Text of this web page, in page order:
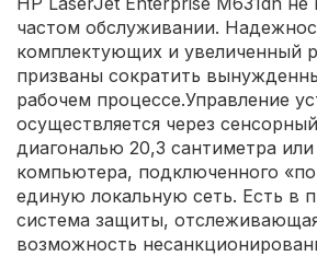
частом обслуживании.
комплектующих и увеличенный
призваны сократить
рабочем процессе.Управление
осуществляется через
диагональю 20,3 сантиметра
компьютера, подключенного
единую локальную сеть. Есть в
система защиты,
возможность